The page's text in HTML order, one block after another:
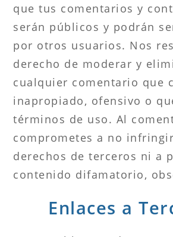
que tus comentarios y
serán públicos y podrán
por otros usuarios. Nos
derecho de moderar y
cualquier comentario que
inapropiado, ofensivo o
términos de uso. Al
comprometes a no
derechos de terceros ni a
contenido difamatorio,
Enlaces a